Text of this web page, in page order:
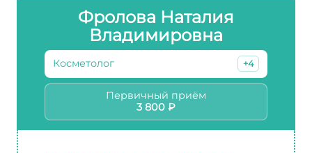
Фролова Наталия
Владимировна
Косметолог +4
Первичный приём
3 800 ₽